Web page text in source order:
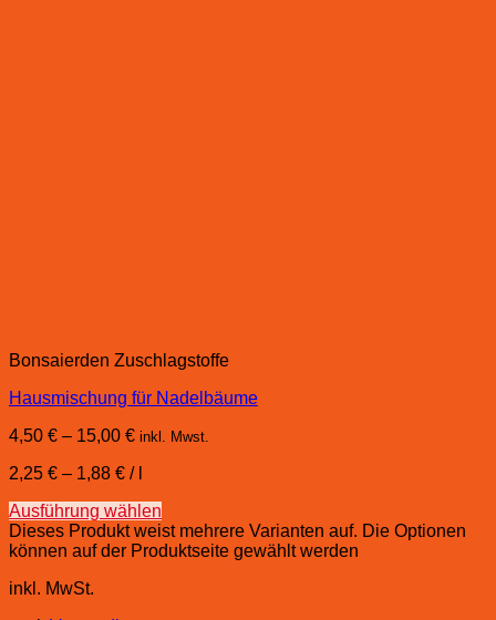
Bonsaierden Zuschlagstoffe
Hausmischung für Nadelbäume
4,50 € – 15,00 € inkl. Mwst.
2,25 € – 1,88 € /
Ausführung wählen
Dieses Produkt weist mehrere Varianten auf. Die Optionen
können auf der Produktseite gewählt werden
inkl. MwSt.